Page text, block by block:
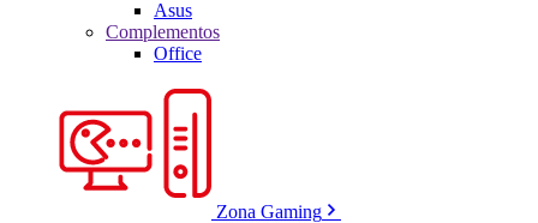
Asus
Complementos
Office
Zona Gaming